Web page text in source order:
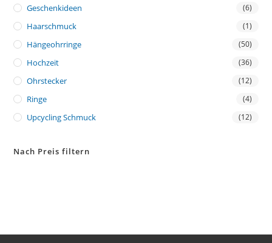
Geschenkideen (6)
Haarschmuck (1)
Hängeohrringe (50)
Hochzeit (36)
Ohrstecker (12)
Ringe (4)
Upcycling Schmuck (12)
Nach Preis filtern